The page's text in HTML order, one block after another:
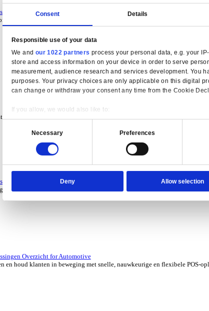
marges met ERP-software die je helpt bij
ERP Oplossingen Overzicht for Verhuur
administratieve kosten met software die je grip geeft op
service: ontdek de ERP-oplossingen die jouw